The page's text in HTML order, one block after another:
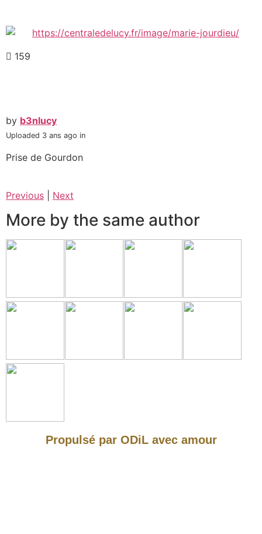
159
by b3nlucy
Uploaded 3 ans ago in
Prise de Gourdon
Previous Next
More by the same author
Propulsé par ODiL avec amour